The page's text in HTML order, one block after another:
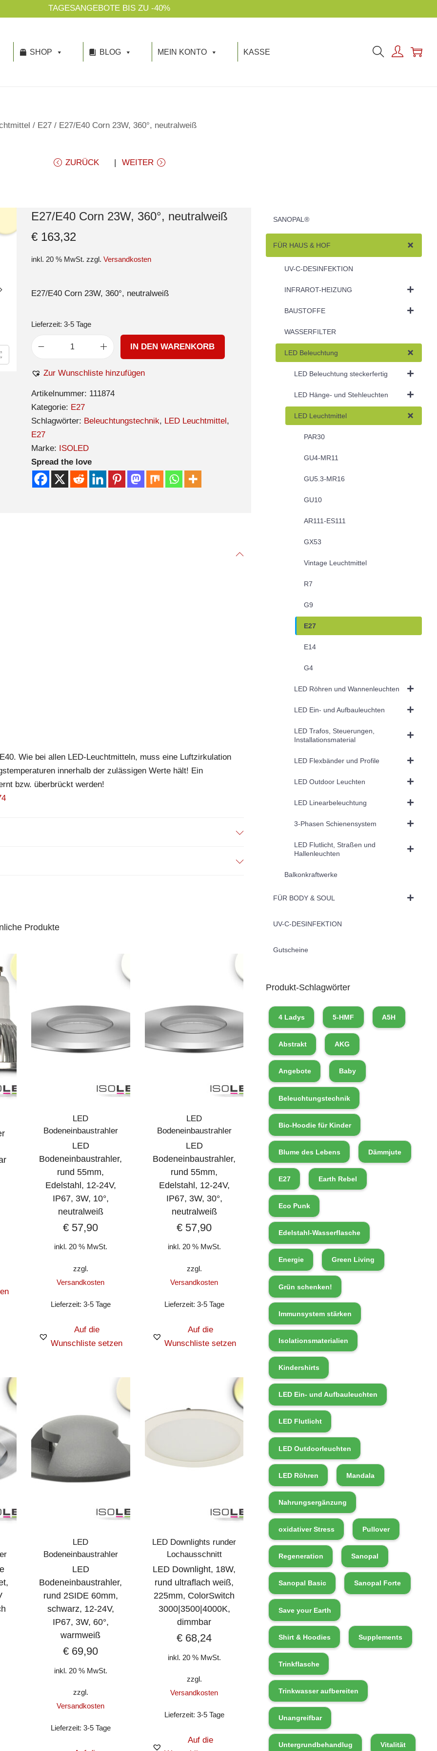
TAGESANGEBOTE BIS ZU -40%
SHOP BLOG MEIN KONTO KASSE
/ E27 / E27/E40 Corn 23W, 360°, neutralweiß
ZURÜCK WEITER
E27/E40 Corn 23W, 360°, neutralweiß
€163,32
inkl. 20 % MwSt. zzgl. Versandkosten
E27/E40 Corn 23W, 360°, neutralweiß
Lieferzeit: 3-5 Tage
IN DEN WARENKORB
Zur Wunschliste hinzufügen
Artikelnummer: 111874
Kategorie: E27
Schlagwörter: Beleuchtungstechnik, LED Leuchtmittel,
E27
Marke: ISOLED
Spread the love
Wie bei allen LED-Leuchtmitteln, muss eine Luftzirkulation
innerhalb der zulässigen Werte hält! Ein
bzw. überbrückt werden!
Produkte
LED
Bodeneinbaustrahler
LED
Bodeneinbaustrahler,
rund 55mm,
Edelstahl, 12-24V,
IP67, 3W, 10°,
neutralweiß
€ 57,90
inkl. 20 % MwSt.
zzgl.
Versandkosten
Lieferzeit: 3-5 Tage
Auf die
Wunschliste setzen
LED
Bodeneinbaustrahler
LED
Bodeneinbaustrahler,
rund 55mm,
Edelstahl, 12-24V,
IP67, 3W, 30°,
neutralweiß
€ 57,90
inkl. 20 % MwSt.
zzgl.
Versandkosten
Lieferzeit: 3-5 Tage
Auf die
Wunschliste setzen
LED
Bodeneinbaustrahler
LED
Bodeneinbaustrahler,
rund 2SIDE 60mm,
schwarz, 12-24V,
IP67, 3W, 60°,
warmweiß
€ 69,90
inkl. 20 % MwSt.
zzgl.
Versandkosten
Lieferzeit: 3-5 Tage
LED Downlights runder
Lochausschnitt
LED Downlight, 18W,
rund ultraflach weiß,
225mm, ColorSwitch
3000|3500|4000K,
dimmbar
€ 68,24
inkl. 20 % MwSt.
zzgl.
Versandkosten
Lieferzeit: 3-5 Tage
Auf die
SANOPAL®
FÜR HAUS & HOF
UV-C-DESINFEKTION
INFRAROT-HEIZUNG
BAUSTOFFE
WASSERFILTER
LED Beleuchtung
LED Beleuchtung steckerfertig
LED Hänge- und Stehleuchten
LED Leuchtmittel
PAR30
GU4-MR11
GU5.3-MR16
GU10
AR111-ES111
GX53
Vintage Leuchtmittel
R7
G9
E27
E14
G4
LED Röhren und Wannenleuchten
LED Ein- und Aufbauleuchten
LED Trafos, Steuerungen,
Installationsmaterial
LED Flexbänder und Profile
LED Outdoor Leuchten
LED Linearbeleuchtung
3-Phasen Schienensystem
LED Flutlicht, Straßen und
Hallenleuchten
Balkonkraftwerke
FÜR BODY & SOUL
UV-C-DESINFEKTION
Gutscheine
Produkt-Schlagwörter
4 Ladys 5-HMF A5H
Abstrakt AKG
Angebote Baby
Beleuchtungstechnik
Bio-Hoodie für Kinder
Blume des Lebens Dämmjute
E27 Earth Rebel
Eco Punk
Edelstahl-Wasserflasche
Energie Green Living
Grün schenken!
Immunsystem stärken
Isolationsmaterialien
Kindershirts
LED Ein- und Aufbauleuchten
LED Flutlicht
LED Outdoorleuchten
LED Röhren Mandala
Nahrungsergänzung
oxidativer Stress Pullover
Regeneration Sanopal
Sanopal Basic Sanopal Forte
Save your Earth
Shirt & Hoodies Supplements
Trinkflasche
Trinkwasser aufbereiten
Unangreifbar
Untergrundbehandlug Vitalität